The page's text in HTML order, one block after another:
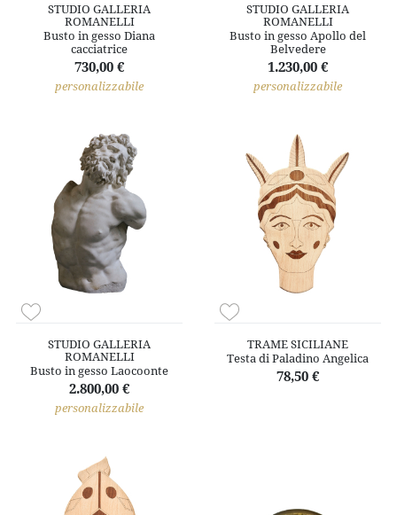
STUDIO GALLERIA
ROMANELLI
Busto in gesso Diana
cacciatrice
730,00 €
personalizzabile
STUDIO GALLERIA
ROMANELLI
Busto in gesso Apollo del
Belvedere
1.230,00 €
personalizzabile
STUDIO GALLERIA
ROMANELLI
Busto in gesso Laocoonte
2.800,00 €
personalizzabile
TRAME SICILIANE
Testa di Paladino Angelica
78,50 €